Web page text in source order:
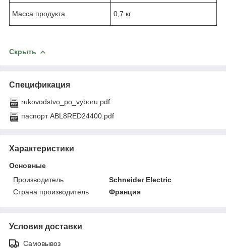
Масса продукта 0,7 кг
Скрыть
Спецификация
rukovodstvo_po_vyboru.pdf
паспорт ABL8RED24400.pdf
Характеристики
Основные
Производитель
Schneider Electric
Страна производитель
Франция
Условия доставки
Самовывоз